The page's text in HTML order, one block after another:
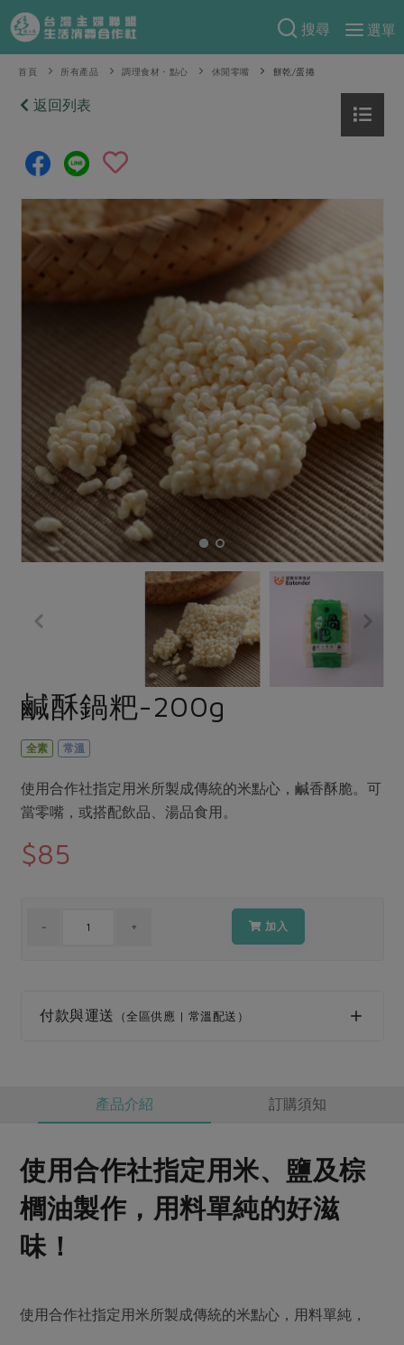
搜尋
選單
產品分類
當季蔬果
芽苗類
辛香料類
奶蛋豆・五穀
乳製品
米麵雜糧
肉品・水產
畜產肉類 水產
水畜加工品
調理食材・點心
調味醬料/南北貨
休閒零嘴 沖泡飲品
個人清潔
家庭清潔 織品
日用品
食譜料理
食材
麵食
海鮮
料理方式
烘焙．點心
醬料
湯品．鍋物
主題食譜
養身食補
特別企畫
預購活動
把最好的台灣味帶回家！
防災用品預購圓滿結束
2026年端午節預購圓滿結束
合作25-經典快閃最後一週
合作25-精選產品第四彈
合作25-精選產品第三彈
更多當季產品
主婦聯盟X樂齡網特約優惠案
2024農業發展計畫年度報告
更多議題活動
把最好的台灣味帶回家！
綠主張
觀點文章
主婦食堂 一籃菜真心話
合作聯合國
生活提案
親子食育
廚房瑜伽
關注議題
減硝酸鹽 惜食
非基改運動 支持本土農糧
廢核運動 能源議題
減塑減廢
公益金 食農教育
生活者e週報
綠主張月刊
典藏閱覽室
關於合作社
員工與求才
產品檢驗
自主把關
檢驗報告
硝酸鹽檢驗
社員權益
選舉專區
最新消息
媒體報導
下載專區
地區活動
首頁 所有產品 調理食材・點心 休閒零嘴 餅乾/蛋捲
返回列表
鹹酥鍋粑-200g
全素 常溫
使用合作社指定用米所製成傳統的米點心，鹹香酥脆。可
當零嘴，或搭配飲品、湯品食用。
$85
加入
付款與運送 （全區供應 | 常溫配送）
產品介紹 訂購須知
使用合作社指定用米、鹽及棕
櫚油製作，用料單純的好滋
味！
使用合作社指定用米所製成傳統的米點心，用料單純，